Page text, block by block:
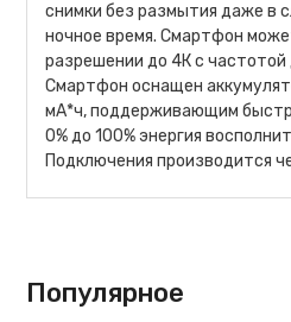
снимки без размытия даже в
ночное время. Смартфон
разрешении до 4К с частотой
Смартфон оснащен
мА*ч, поддерживающим
0% до 100% энергия
Подключения производится
Популярное